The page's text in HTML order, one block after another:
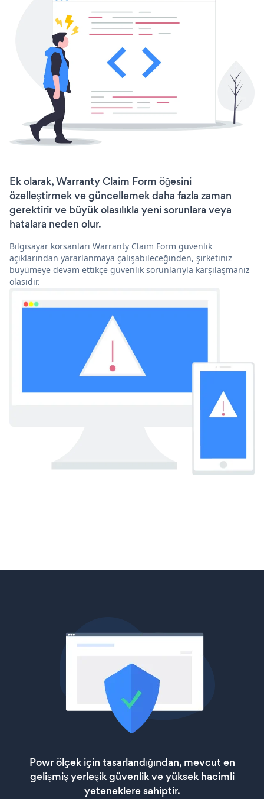
Ek olarak, Warranty Claim Form öğesini
özelleştirmek ve güncellemek daha fazla zaman
gerektirir ve büyük olasılıkla yeni sorunlara veya
hatalara neden olur.
Bilgisayar korsanları Warranty Claim Form güvenlik
açıklarından yararlanmaya çalışabileceğinden, şirketiniz
büyümeye devam ettikçe güvenlik sorunlarıyla karşılaşmanız
olasıdır.
Powr ölçek için tasarlandığından, mevcut en
gelişmiş yerleşik güvenlik ve yüksek hacimli
yeteneklere sahiptir.